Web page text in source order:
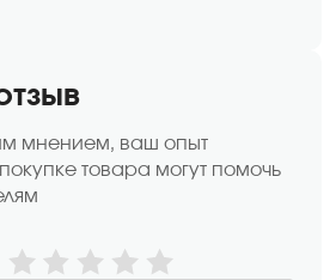
мнением, ваш опыт
товара могут помочь